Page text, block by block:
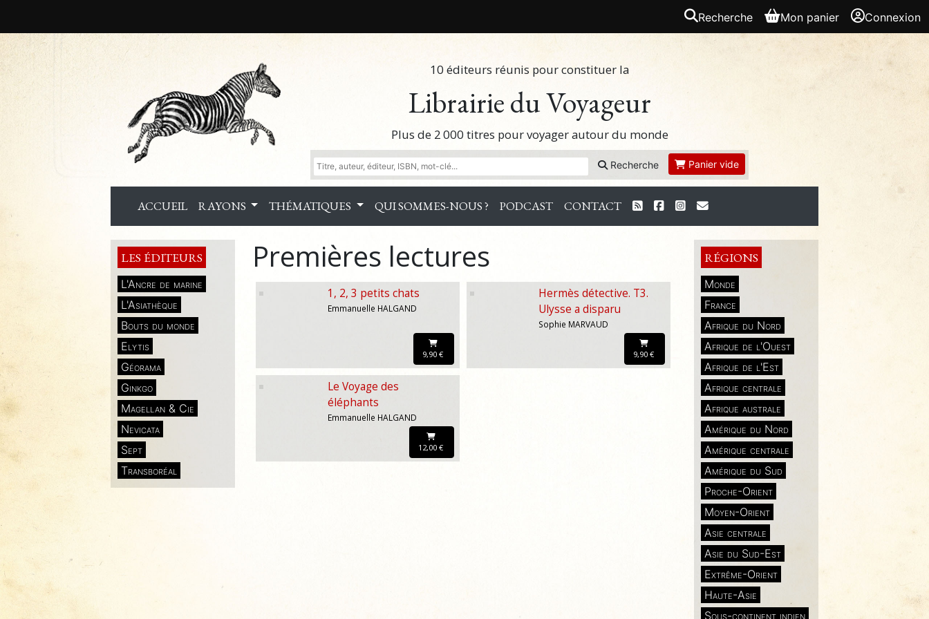
Recherche Mon panier Connexion
10 éditeurs réunis pour constituer la
Librairie du Voyageur
Plus de 2 000 titres pour voyager autour du monde
Recherche Panier vide
ACCUEIL RAYONS THÉMATIQUES QUI SOMMES-NOUS ? PODCAST CONTACT
LES ÉDITEURS
L'Ancre de marine
L'Asiathèque
Bouts du monde
Elytis
Géorama
Ginkgo
Magellan & Cie
Nevicata
Sept
Transboréal
RÉGIONS
Monde
France
Afrique du Nord
Afrique de l'Ouest
Afrique de l'Est
Afrique centrale
Afrique australe
Amérique du Nord
Amérique centrale
Amérique du Sud
Proche-Orient
Moyen-Orient
Asie centrale
Asie du Sud-Est
Extrême-Orient
Haute-Asie
Sous-continent indien
Premières lectures
1, 2, 3 petits chats
Emmanuelle HALGAND
9,90 €
Hermès détective. T3.
Ulysse a disparu
Sophie MARVAUD
9,90 €
Le Voyage des
éléphants
Emmanuelle HALGAND
12,00 €